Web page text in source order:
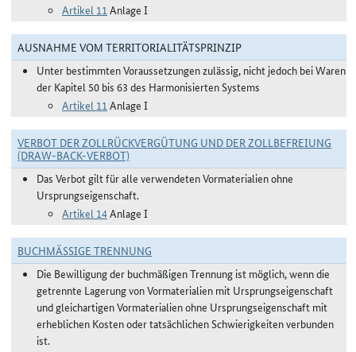
Artikel 11Anlage I
AUSNAHME VOM TERRITORIALITÄTSPRINZIP
Unter bestimmten Voraussetzungen zulässig, nicht jedoch bei Waren
der Kapitel 50 bis 63 des Harmonisierten Systems
Artikel 11Anlage I
VERBOT DER ZOLLRÜCKVERGÜTUNG UND DER ZOLLBEFREIUNG
(DRAW-BACK-VERBOT)
Das Verbot gilt für alle verwendeten Vormaterialien ohne
Ursprungseigenschaft.
Artikel 14Anlage I
BUCHMÄSSIGE TRENNUNG
Die Bewilligung der buchmäßigen Trennung ist möglich, wenn die
getrennte Lagerung von Vormaterialien mit Ursprungseigenschaft
und gleichartigen Vormaterialien ohne Ursprungseigenschaft mit
erheblichen Kosten oder tatsächlichen Schwierigkeiten verbunden
ist.